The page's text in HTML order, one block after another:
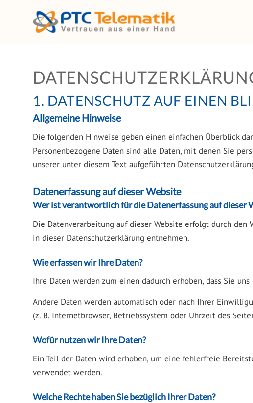
1. DATENSCHUTZ AUF EINEN
Allgemeine Hinweise
Die folgenden Hinweise geben einen einfachen Überblick
Personenbezogene Daten sind alle Daten, mit denen Sie
unserer unter diesem Text aufgeführten
Datenerfassung auf dieser Website
Wer ist verantwortlich für die Datenerfassung auf dieser
Die Datenverarbeitung auf dieser Website erfolgt durch den
in dieser Datenschutzerklärung entnehmen.
Wie erfassen wir Ihre Daten?
Ihre Daten werden zum einen dadurch erhoben, dass Sie
Andere Daten werden automatisch oder nach Ihrer
(z. B. Internetbrowser, Betriebssystem oder Uhrzeit des
Wofür nutzen wir Ihre Daten?
Ein Teil der Daten wird erhoben, um eine fehlerfreie
verwendet werden.
Welche Rechte haben Sie bezüglich Ihrer Daten?